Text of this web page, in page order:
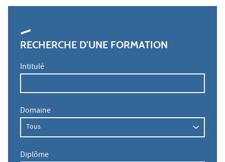
RECHERCHE D'UNE FORMATION
Intitulé
Domaine
Diplôme